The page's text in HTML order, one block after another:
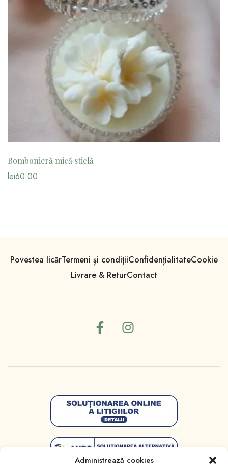
Administrează cookies
Bombonieră mică sticlă
lei60.00
Povestea licărTermeni și condițiiConfidențialitateCookie
Livrare & ReturContact